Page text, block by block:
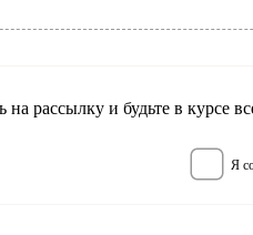
рассылку и будьте в курсе
я